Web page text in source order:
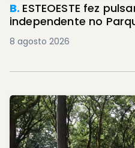
B. ESTEOESTE fez
independente no
8 agosto 2026